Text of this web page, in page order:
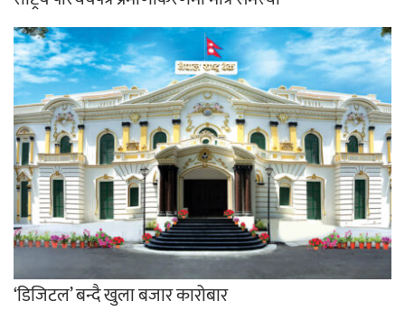
‘डिजिटल’ बन्दै खुला बजार कारोबार